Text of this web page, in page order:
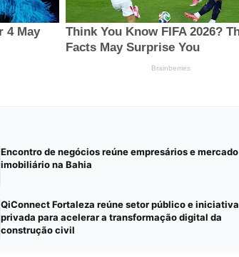
Encontro de negócios reúne empresários e mercado
imobiliário na Bahia
QiConnect Fortaleza reúne setor público e iniciativa
privada para acelerar a transformação digital da
construção civil